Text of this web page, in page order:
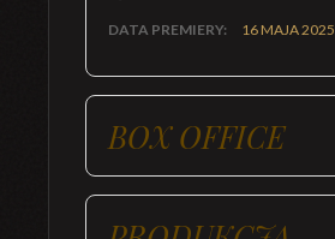
DATA PREMIERY: 16 MAJA 2025
BOX OFFICE